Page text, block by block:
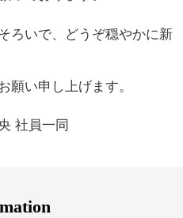
ろいで、どうぞ穏やかに新
い申し上げます。
社員一同
mation